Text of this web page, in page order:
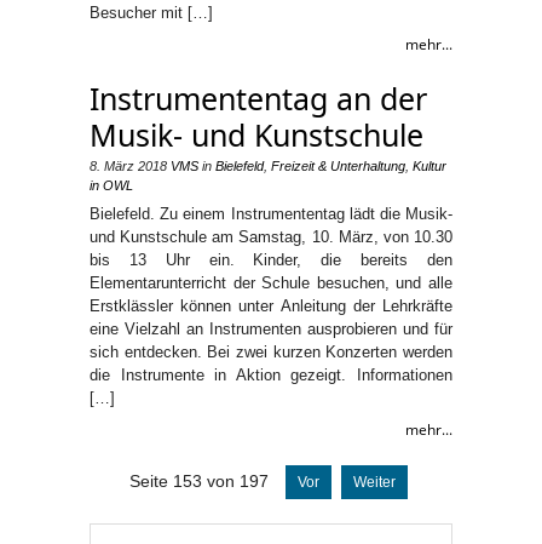
Besucher mit […]
mehr...
Instrumententag an der
Musik- und Kunstschule
8. März 2018 VMS in Bielefeld, Freizeit & Unterhaltung Kultur
in OWL
Bielefeld. Zu einem Instrumententag lädt die Musik-
und Kunstschule am Samstag, 10. März, von 10.30
bis 13 Uhr ein. Kinder, die bereits den
Elementarunterricht der Schule besuchen, und alle
Erstklässler können unter Anleitung der Lehrkräfte
eine Vielzahl an Instrumenten ausprobieren und für
sich entdecken. Bei zwei kurzen Konzerten werden
die Instrumente in Aktion gezeigt. Informationen
[…]
mehr...
Seite 153 von 197 Vor Weiter